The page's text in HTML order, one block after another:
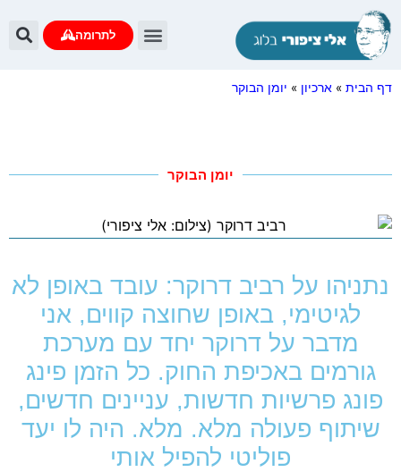
לתרומה
דף הבית » ארכיון » יומן הבוקר
יומן הבוקר
נתניהו על רביב דרוקר: עובד באופן לא
לגיטימי, באופן שחוצה קווים, אני
מדבר על דרוקר יחד עם מערכת
גורמים באכיפת החוק. כל הזמן פינג
פונג פרשיות חדשות, עניינים חדשים,
שיתוף פעולה מלא. מלא. היה לו יעד
פוליטי להפיל אותי